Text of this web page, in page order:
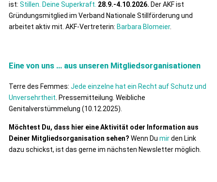
ist: Stillen. Deine Superkraft. 28.9.-4.10.2026. Der AKF ist
Gründungsmitglied im Verband Nationale Stillförderung und
arbeitet aktiv mit. AKF-Vertreterin: Barbara Blomeier.
Eine von uns … aus unseren Mitgliedsorganisationen
Terre des Femmes: Jede einzelne hat ein Recht auf Schutz und
Unversehrtheit . Pressemitteilung. Weibliche
Genitalverstümmelung (10.12.2025).
Möchtest Du, dass hier eine Aktivität oder Information aus
Deiner Mitgliedsorganisation sehen? Wenn Du mirden Link
dazu schickst, ist das gerne im nächsten Newsletter möglich.